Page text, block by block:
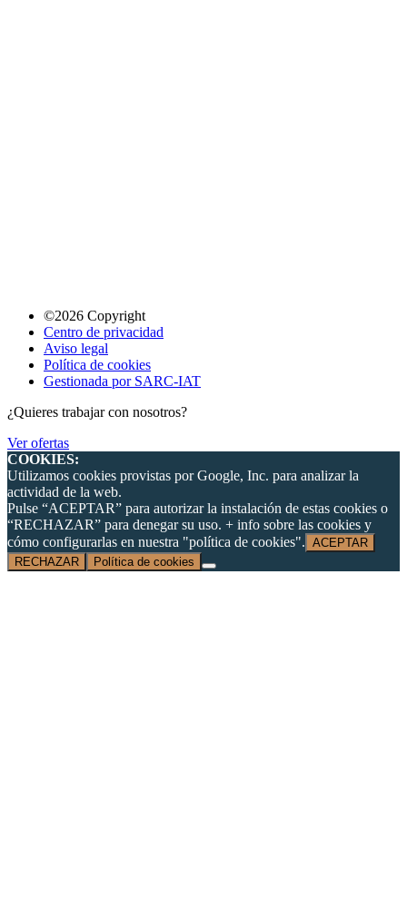
©2026 Copyright
Centro de privacidad
Aviso legal
Política de cookies
Gestionada por SARC-IAT
¿Quieres trabajar con nosotros?
Ver ofertas
COOKIES:
Utilizamos cookies provistas por Google, Inc. para analizar la
actividad de la web.
Pulse “ACEPTAR” para autorizar la instalación de estas cookies o
“RECHAZAR” para denegar su uso. + info sobre las cookies y
cómo configurarlas en nuestra "política de cookies". ACEPTAR
RECHAZAR
Política de cookies